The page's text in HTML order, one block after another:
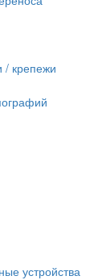
/ крепежи
устройства